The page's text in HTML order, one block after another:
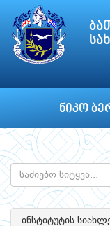
ნიკო
ინსტიტუტის